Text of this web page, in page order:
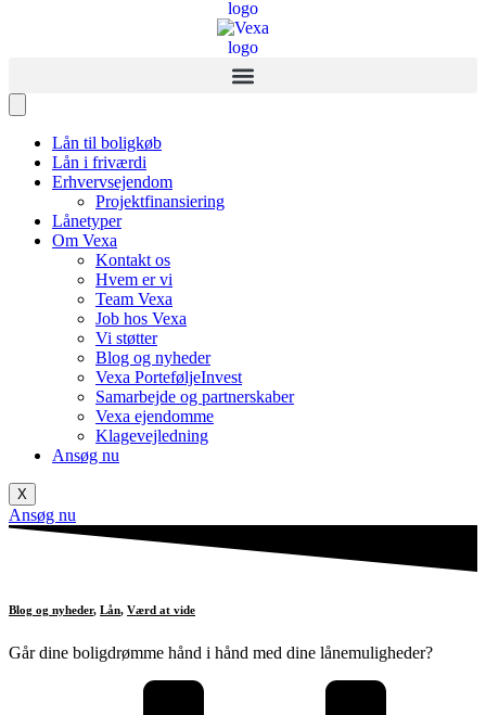
Lån til boligkøb
Lån i friværdi
Erhvervsejendom
Projektfinansiering
Lånetyper
Om Vexa
Kontakt os
Hvem er vi
Team Vexa
Job hos Vexa
Vi støtter
Blog og nyheder
Vexa PorteføljeInvest
Samarbejde og partnerskaber
Vexa ejendomme
Klagevejledning
Ansøg nu
X
Ansøg nu
Blog og nyheder, Lån, Værd at vide
Går dine boligdrømme hånd i hånd med dine lånemuligheder?